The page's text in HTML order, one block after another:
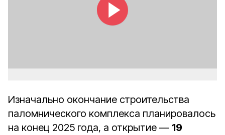
Изначально окончание строительства
паломнического комплекса планировалось
на конец 2025 года, а открытие — 19